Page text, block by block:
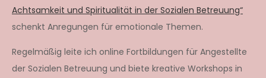
Achtsamkeit und Spiritualität in der Sozialen Betreuung“
schenkt Anregungen für emotionale Themen.
Regelmäßig leite ich online Fortbildungen für Angestellte
der Sozialen Betreuung und biete kreative Workshops in